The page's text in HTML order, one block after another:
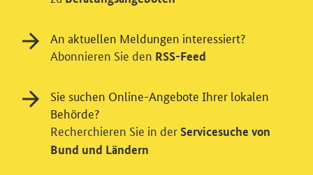
Einwilligung in Tracking und / oder
Videodienst
Wir bitten Sie an dieser Stelle um Ihre Einwilligung für
verschiedene Zusatzdienste unserer Webseite: Wir
An aktuellen Meldungen interessiert?
Abonnieren Sie den RSS-Feed
Sie suchen Online-Angebote Ihrer lokalen
Behörde?
Recherchieren Sie in der Servicesuche von
Bund und Ländern